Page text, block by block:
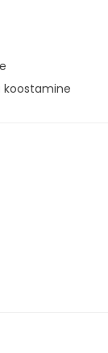
koostamine